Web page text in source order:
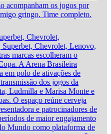
Chevrolet,